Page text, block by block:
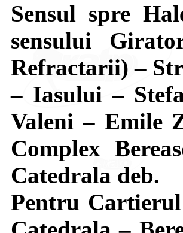
Sensul spre
sensului
Refractarii) –
– Iasului –
Valeni – Emile
Complex
Catedrala deb.
Pentru